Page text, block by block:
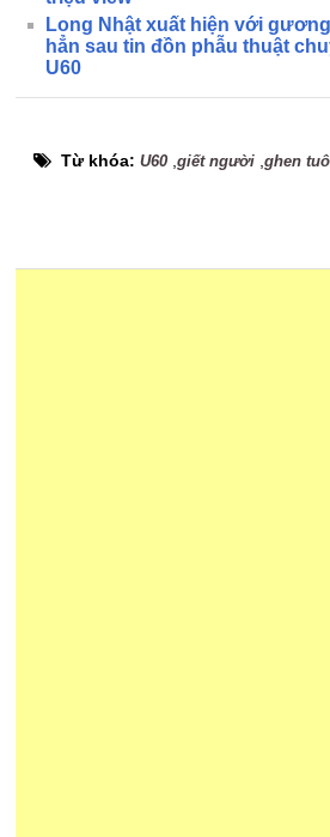
Long Nhật xuất hiện với
hẳn sau tin đồn phẫu thuật
U60
Từ khóa:U60 ,giết người ,ghen